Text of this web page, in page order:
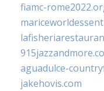
fiamc-
aguadulce-
jakehovis.com